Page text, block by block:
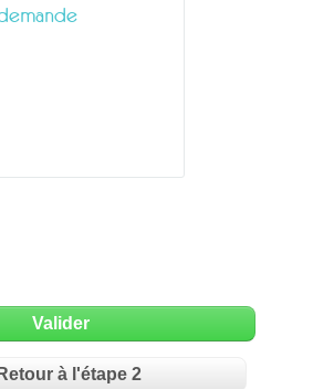
Valider
à l'étape 2